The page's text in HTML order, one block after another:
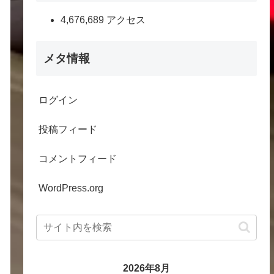
4,676,689 アクセス
メタ情報
ログイン
投稿フィード
コメントフィード
WordPress.org
2026年8月